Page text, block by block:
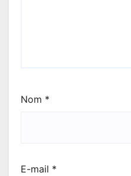
Nom *
E-mail *